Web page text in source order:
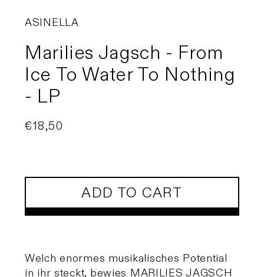
ASINELLA
Marilies Jagsch - From
Ice To Water To Nothing
- LP
Regular
€18,50
ADD TO CART
Welch enormes musikalisches Potential
in ihr steckt, bewies MARILIES JAGSCH